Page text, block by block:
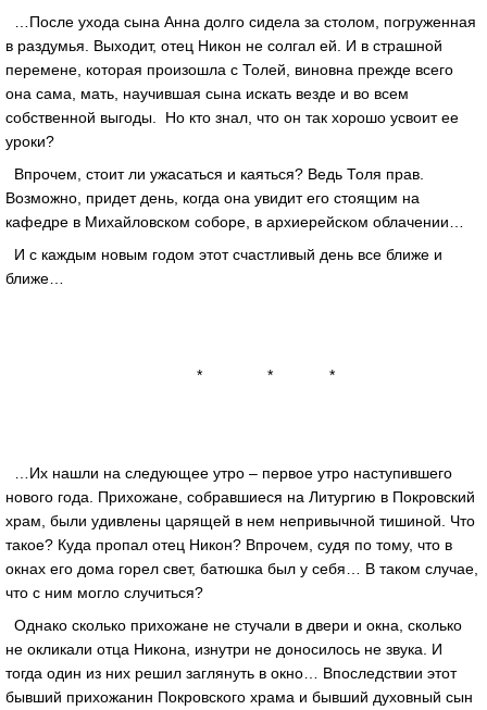
…После ухода сына Анна долго сидела за столом, погруженная
в раздумья. Выходит, отец Никон не солгал ей. И в страшной
перемене, которая произошла с Толей, виновна прежде всего
она сама, мать, научившая сына искать везде и во всем
собственной выгоды. Но кто знал, что он так хорошо усвоит ее
уроки?
Впрочем, стоит ли ужасаться и каяться? Ведь Толя прав.
Возможно, придет день, когда она увидит его стоящим на
кафедре в Михайловском соборе, в архиерейском облачении…
И с каждым новым годом этот счастливый день все ближе и
ближе…
* * *
…Их нашли на следующее утро – первое утро наступившего
нового года. Прихожане, собравшиеся на Литургию в Покровский
храм, были удивлены царящей в нем непривычной тишиной. Что
такое? Куда пропал отец Никон? Впрочем, судя по тому, что в
окнах его дома горел свет, батюшка был у себя… В таком случае,
что с ним могло случиться?
Однако сколько прихожане не стучали в двери и окна, сколько
не окликали отца Никона, изнутри не доносилось не звука. И
тогда один из них решил заглянуть в окно… Впоследствии этот
бывший прихожанин Покровского храма и бывший духовный сын